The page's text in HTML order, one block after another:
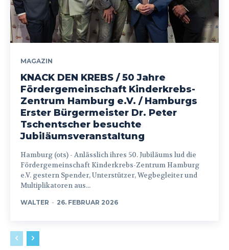
MAGAZIN
KNACK DEN KREBS / 50 Jahre
Fördergemeinschaft Kinderkrebs-
Zentrum Hamburg e.V. / Hamburgs
Erster Bürgermeister Dr. Peter
Tschentscher besuchte
Jubiläumsveranstaltung
Hamburg (ots) - Anlässlich ihres 50. Jubiläums lud die
Fördergemeinschaft Kinderkrebs-Zentrum Hamburg
e.V. gestern Spender, Unterstützer, Wegbegleiter und
Multiplikatoren aus...
WALTER - 26. FEBRUAR 2026